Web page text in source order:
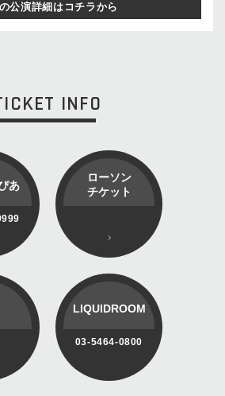
公演詳細はコチラから
INFO
あ
ローソン
チケット
LIQUIDROOM
03-5464-0800